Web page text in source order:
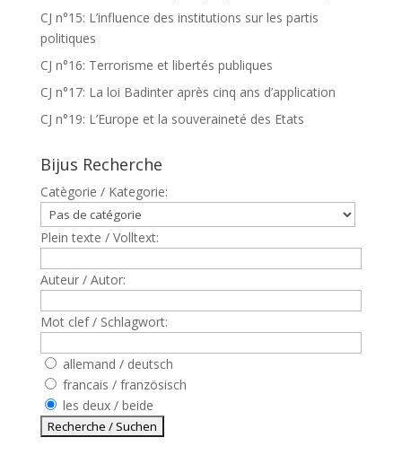
CJ n°15: L’influence des institutions sur les partis
politiques
CJ n°16: Terrorisme et libertés publiques
CJ n°17: La loi Badinter après cinq ans d’application
CJ n°19: L’Europe et la souveraineté des Etats
Bijus Recherche
Catègorie / Kategorie:
Plein texte / Volltext:
Auteur / Autor:
Mot clef / Schlagwort:
allemand / deutsch
francais / französisch
les deux / beide